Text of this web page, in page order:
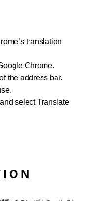
translation
Chrome.
the address bar.
select Translate